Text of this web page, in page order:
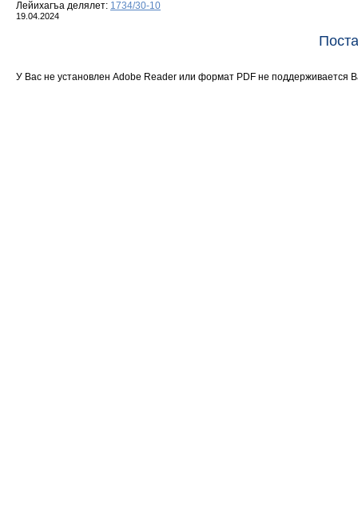
Лейихагъа делялет: 1734/30-10
19.04.2024
У Вас не установлен Adobe Reader или формат PDF не поддерживается